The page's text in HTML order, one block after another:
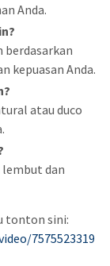
Anda.
berdasarkan
kepuasan Anda.
atau duco
lembut dan
tonton sini:
7575523319